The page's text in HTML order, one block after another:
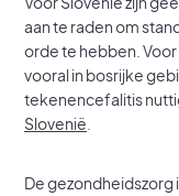
aan te raden om
orde te hebben. Voor
vooral in bosrijke
tekenencefalitis
Slovenië
De gezondheidszorg